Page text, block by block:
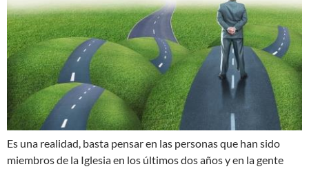
Es una realidad, basta pensar en las personas que han sido
miembros de la Iglesia en los últimos dos años y en la gente